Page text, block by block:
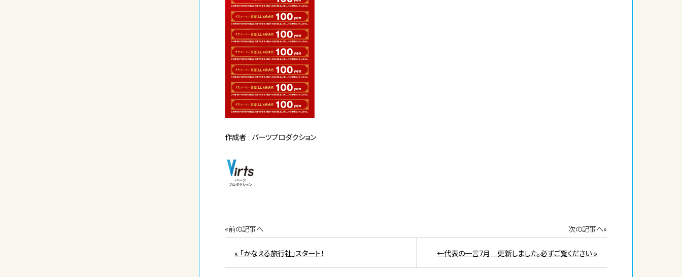
作成者 : バーツプロダクション
«前の記事へ 次の記事へ»
« 「かなえる旅行社」スタート！ ←代表の一言7月 更新しました。必ずご覧ください »